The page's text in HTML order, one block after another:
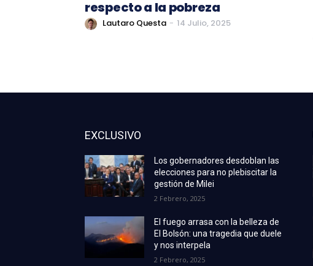
respecto a la pobreza
Lautaro Questa - 14 Julio, 2025
EXCLUSIVO
Los gobernadores desdoblan las
elecciones para no plebiscitar la
gestión de Milei
2 Febrero, 2025
El fuego arrasa con la belleza de
El Bolsón: una tragedia que duele
y nos interpela
2 Febrero, 2025